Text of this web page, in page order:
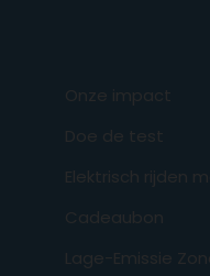
Onze impact
Doe de test
Elektrisch rijden
Cadeaubon
Lage-Emissie